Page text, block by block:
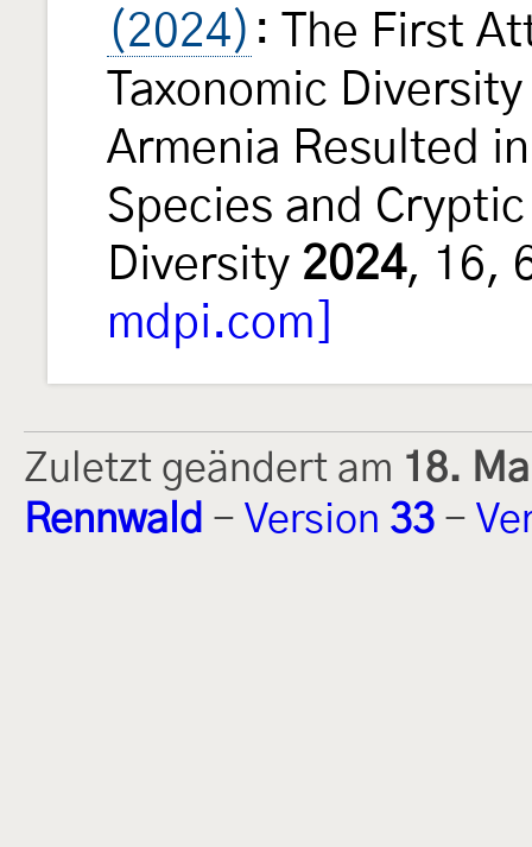
(2024) : The First
Taxonomic
Armenia Resulted
Species and
Diversity 2024, 16,
mdpi.com]
Zuletzt geändert am 18.
Rennwald - Version 33 -